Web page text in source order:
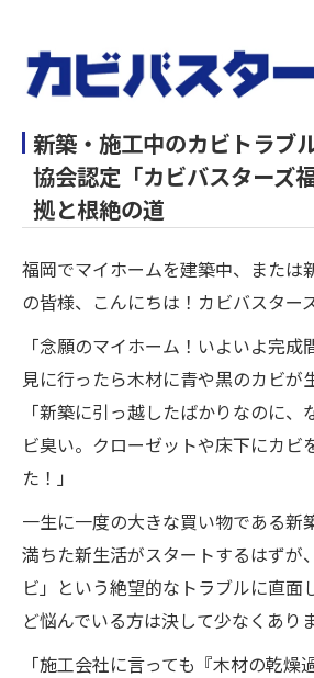
新築・施工中のカビトラブ
協会認定「カビバスターズ
拠と根絶の道
福岡でマイホームを建築中、または
の皆様、こんにちは！カビバスター
「念願のマイホーム！いよいよ完成
見に行ったら木材に青や黒のカビが
「新築に引っ越したばかりなのに、
ビ臭い。クローゼットや床下にカビ
た！」
一生に一度の大きな買い物である新
満ちた新生活がスタートするはずが
ビ」という絶望的なトラブルに直面
ど悩んでいる方は決して少なくあり
「施工会社に言っても『木材の乾燥